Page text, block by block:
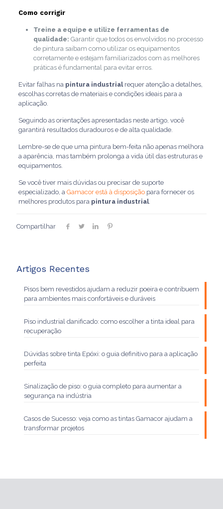
Como corrigir
Treine a equipe e utilize ferramentas de
qualidade: Garantir que todos os envolvidos no processo
de pintura saibam como utilizar os equipamentos
corretamente e estejam familiarizados com as melhores
práticas é fundamental para evitar erros.
Evitar falhas na pintura industrialrequer atenção a detalhes,
escolhas corretas de materiais e condições ideais para a
aplicação.
Seguindo as orientações apresentadas neste artigo, você
garantirá resultados duradouros e de alta qualidade.
Lembre-se de que uma pintura bem-feita não apenas melhora
a aparência, mas também prolonga a vida útil das estruturas e
equipamentos.
Se você tiver mais dúvidas ou precisar de suporte
especializado, a Gamacor está à disposiçãopara fornecer os
melhores produtos para pintura industrial.
Compartilhar
Artigos Recentes
Pisos bem revestidos ajudam a reduzir poeira e contribuem
para ambientes mais confortáveis e duráveis
Piso industrial danificado: como escolher a tinta ideal para
recuperação
Dúvidas sobre tinta Epóxi: o guia definitivo para a aplicação
perfeita
Sinalização de piso: o guia completo para aumentar a
segurança na indústria
Casos de Sucesso: veja como as tintas Gamacor ajudam a
transformar projetos